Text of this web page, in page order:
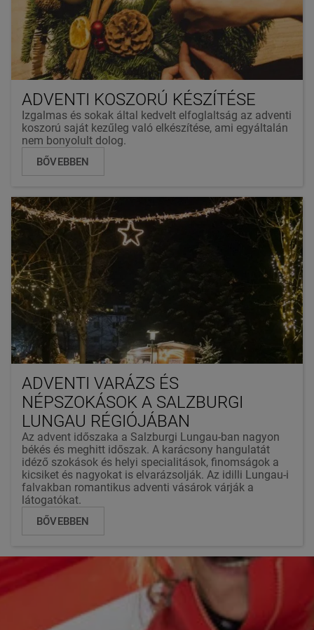
ADVENTI KOSZORÚ KÉSZÍTÉSE
Izgalmas és sokak által kedvelt elfoglaltság az adventi
koszorú saját kezűleg való elkészítése, ami egyáltalán
nem bonyolult dolog.
BŐVEBBEN
ADVENTI VARÁZS ÉS
NÉPSZOKÁSOK A SALZBURGI
LUNGAU RÉGIÓJÁBAN
Az advent időszaka a Salzburgi Lungau-ban nagyon
békés és meghitt időszak. A karácsony hangulatát
idéző szokások és helyi specialitások, finomságok a
kicsiket és nagyokat is elvarázsolják. Az idilli Lungau-i
falvakban romantikus adventi vásárok várják a
látogatókat.
BŐVEBBEN